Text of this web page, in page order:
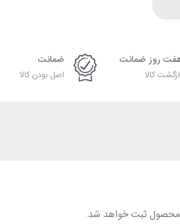
روز ضمانت
کالا
ضمانت
اصل بودن کالا
محصول ثبت خواهد شد.